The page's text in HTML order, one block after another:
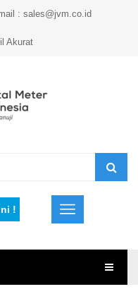
: sales@jvm.co.id
Akurat
!